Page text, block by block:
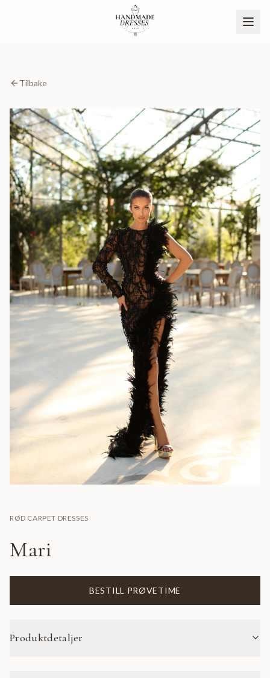
NO BLI PARTNER
Tilbake
RØD CARPET DRESSES
Mari
BESTILL PRØVETIME
Produktdetaljer